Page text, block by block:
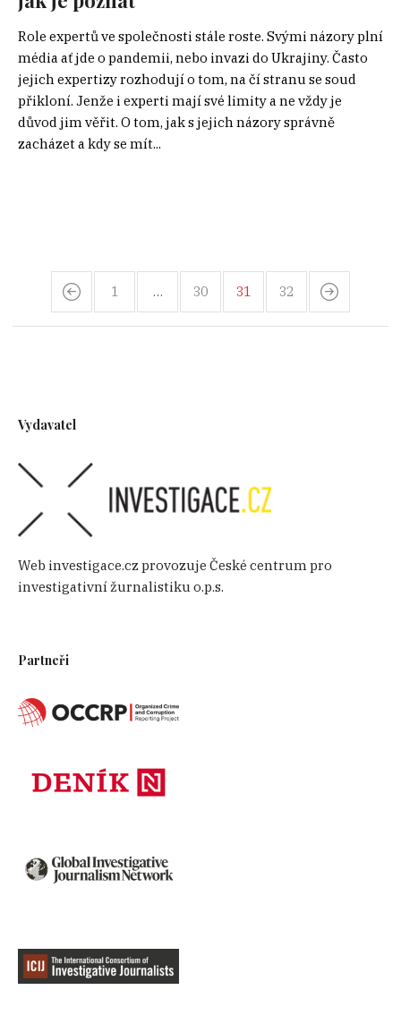
Role expertů ve společnosti stále roste. Svými názory plní
média ať jde o pandemii, nebo invazi do Ukrajiny. Často
jejich expertizy rozhodují o tom, na čí stranu se soud
přikloní. Jenže i experti mají své limity a ne vždy je
důvod jim věřit. O tom, jak s jejich názory správně
zacházet a kdy se mít...
1 … 30 31 32
Vydavatel
Web investigace.cz provozuje České centrum pro
investigativní žurnalistiku o.p.s.
Partneři